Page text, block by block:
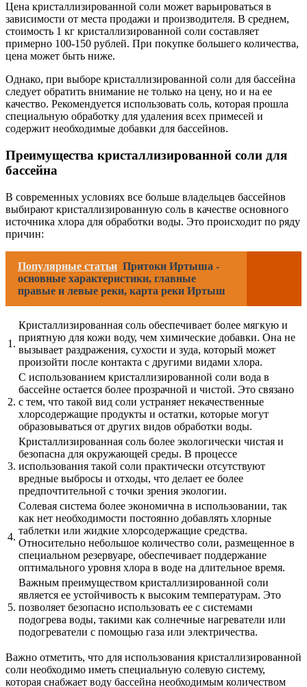
Цена кристаллизированной соли может варьироваться в
зависимости от места продажи и производителя. В среднем,
стоимость 1 кг кристаллизированной соли составляет
примерно 100-150 рублей. При покупке большего количества,
цена может быть ниже.
Однако, при выборе кристаллизированной соли для бассейна
следует обратить внимание не только на цену, но и на ее
качество. Рекомендуется использовать соль, которая прошла
специальную обработку для удаления всех примесей и
содержит необходимые добавки для бассейнов.
Преимущества кристаллизированной соли для
бассейна
В современных условиях все больше владельцев бассейнов
выбирают кристаллизированную соль в качестве основного
источника хлора для обработки воды. Это происходит по ряду
причин:
Популярные статьи Притоки Иртыша -
основные характеристики, главные
правые и левые реки, карта реки Иртыш
1.
Кристаллизированная соль обеспечивает более мягкую и
приятную для кожи воду, чем химические добавки. Она не
вызывает раздражения, сухости и зуда, который может
произойти после контакта с другими видами хлора.
2.
С использованием кристаллизированной соли вода в
бассейне остается более прозрачной и чистой. Это связано
с тем, что такой вид соли устраняет некачественные
хлорсодержащие продукты и остатки, которые могут
образовываться от других видов обработки воды.
3.
Кристаллизированная соль более экологически чистая и
безопасна для окружающей среды. В процессе
использования такой соли практически отсутствуют
вредные выбросы и отходы, что делает ее более
предпочтительной с точки зрения экологии.
4.
Солевая система более экономична в использовании, так
как нет необходимости постоянно добавлять хлорные
таблетки или жидкие хлорсодержащие средства.
Относительно небольшое количество соли, размещенное в
специальном резервуаре, обеспечивает поддержание
оптимального уровня хлора в воде на длительное время.
5.
Важным преимуществом кристаллизированной соли
является ее устойчивость к высоким температурам. Это
позволяет безопасно использовать ее с системами
подогрева воды, такими как солнечные нагреватели или
подогреватели с помощью газа или электричества.
Важно отметить, что для использования кристаллизированной
соли необходимо иметь специальную солевую систему,
которая снабжает воду бассейна необходимым количеством